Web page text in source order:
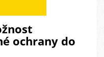
ochrany do